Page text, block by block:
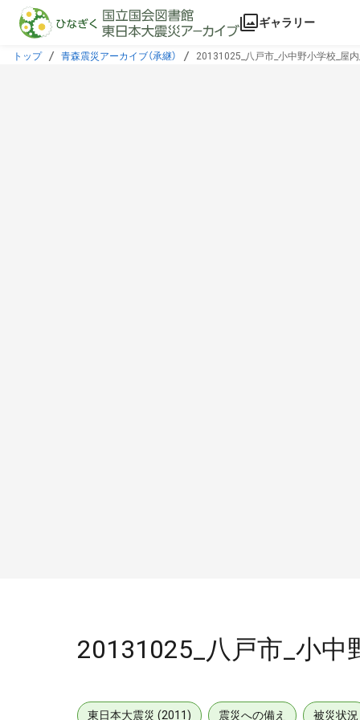
本文に飛ぶ
ギャラリー
トップ 青森震災アーカイブ（承継） 20131025_八戸市_小中野小学校_屋内
20131025_八戸市_小中
東日本大震災 (2011) 震災への備え 被災状況